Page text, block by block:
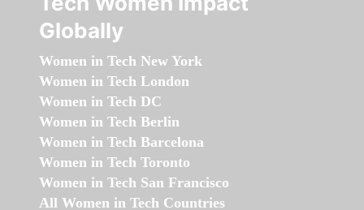
Globally
Women in Tech New York
Women in Tech London
Women in Tech DC
Women in Tech Berlin
Women in Tech Barcelona
Women in Tech Toronto
Women in Tech San Francisco
All Women in Tech Countries